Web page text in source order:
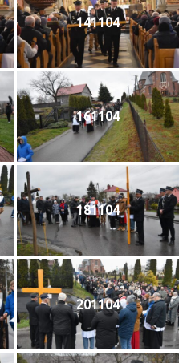
141104
161104
181104
201104